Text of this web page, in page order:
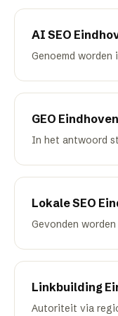
AI SEO
Genoemd worden
GEO Eindhoven
In het antwoord
Lokale SEO
Gevonden
Linkbuilding
Autoriteit via